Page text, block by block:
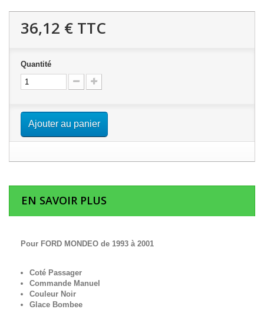
36,12 € TTC
Quantité
Ajouter au panier
EN SAVOIR PLUS
Pour FORD MONDEO de 1993 à 2001
Coté Passager
Commande Manuel
Couleur Noir
Glace Bombee